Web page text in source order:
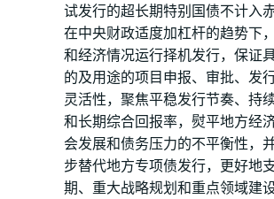
试发行的超长期特别国债不计入
在中央财政适度加杠杆的趋势下
和经济情况运行择机发行，保证
的及用途的项目申报、审批、发
灵活性，聚焦平稳发行节奏、持
和长期综合回报率，熨平地方经
会发展和债务压力的不平衡性，
步替代地方专项债发行，更好地
期、重大战略规划和重点领域建